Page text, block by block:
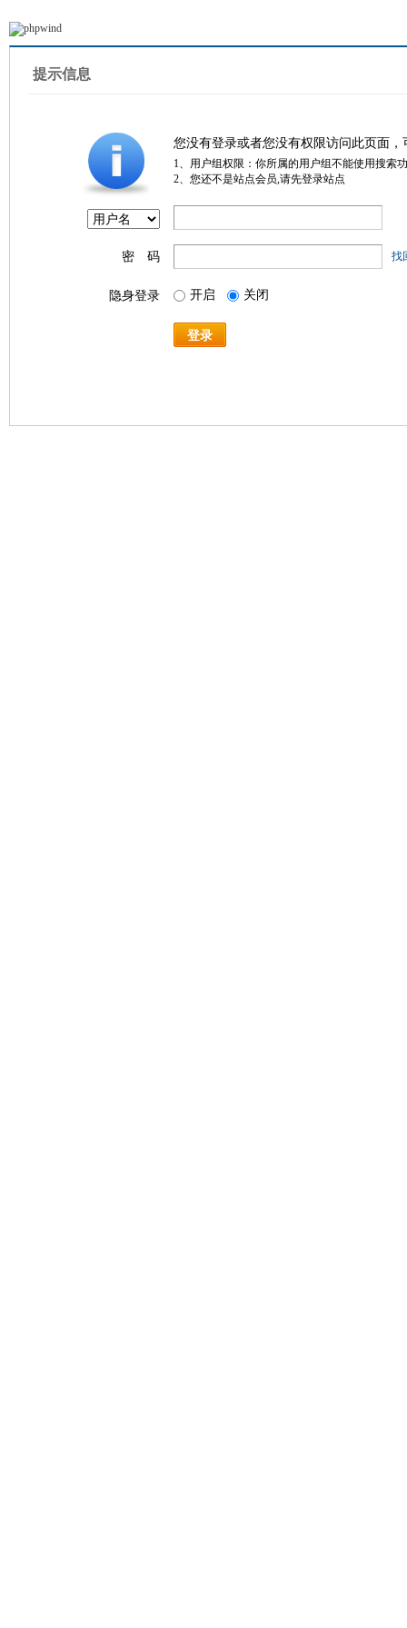
提示信息
您没有登录或者您没有权限访问此页面
1、用户组权限：你所属的用户组不能使用搜索
2、您还不是站点会员,请先登录站点
密 码 找
隐身登录 开启 关闭
登录